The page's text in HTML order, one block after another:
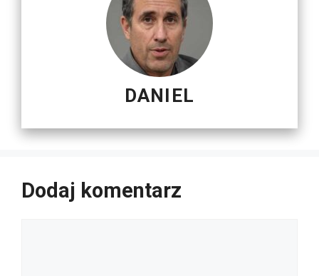
DANIEL
Dodaj komentarz